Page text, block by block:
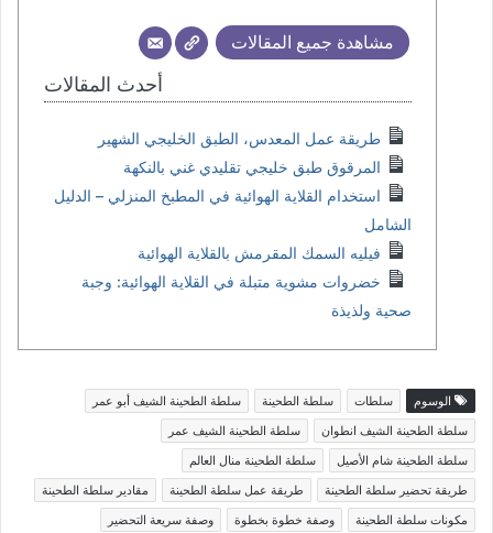
مشاهدة جميع المقالات
أحدث المقالات
طريقة عمل المعدس، الطبق الخليجي الشهير
المرقوق طبق خليجي تقليدي غني بالنكهة
استخدام القلاية الهوائية في المطبخ المنزلي – الدليل
الشامل
فيليه السمك المقرمش بالقلاية الهوائية
خضروات مشوية متبلة في القلاية الهوائية: وجبة
صحية ولذيذة
الوسوم سلطات سلطة الطحينة
سلطة الطحينة الشيف أبو عمر
سلطة الطحينة الشيف انطوان
سلطة الطحينة الشيف عمر
سلطة الطحينة شام الأصيل
سلطة الطحينة منال العالم
طريقة تحضير سلطة الطحينة
طريقة عمل سلطة الطحينة
مقادير سلطة الطحينة
مكونات سلطة الطحينة
وصفة خطوة بخطوة
وصفة سريعة التحضير